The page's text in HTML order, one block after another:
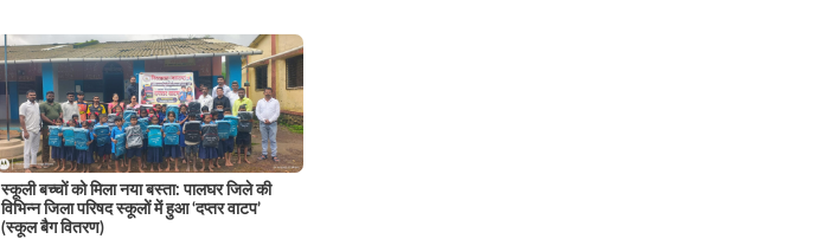
स्कूली बच्चों को मिला नया बस्ता: पालघर जिले की
विभिन्न जिला परिषद स्कूलों में हुआ ‘दप्तर वाटप’
(स्कूल बैग वितरण)